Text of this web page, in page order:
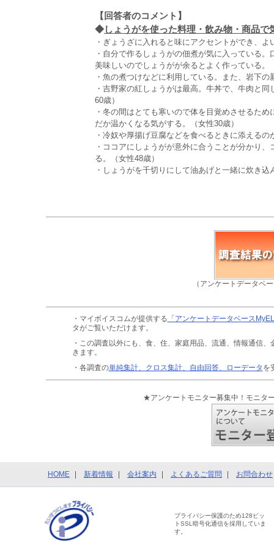
【回答者のコメント】
◆しょうがを使った料理・飲み物・商品
・ぎょうざに入れると味にアクセントができ、よ
・自分で作るしょうがの佃煮が気に入っている
美味しいのでしょうがが余るとよく作っている。
・魚の煮つけなどに利用している。また、岩下
・吉野家の紅しょうがは最高。牛丼で、牛肉と
60歳）
・冬の間はとても寒いので体を目覚めさせるた
だか温かくなる気がする。（女性30歳）
・冷奴や厚揚げ豆腐などを食べるときに添える
・ココアにしょうがが意外に合うことが分かり
る。（女性48歳）
・しょうがを千切りにして油あげと一緒に炊き
（アンケートデータベ
・マイボイスコムが提供する 「アンケートデータベース
タがご覧いただけます。
・この調査以外にも、食、住、家庭用品、流通、情報通信、
きます。
・各調査の単純集計、クロス集計、自由回答、ローデータ を
★アンケートモニター募集中！モニタ
HOME 新着情報 会社案内 よくあるご質問 お問合わせ
プライバシー保護のため128ビッ
トSSL暗号化通信を採用していま
す。